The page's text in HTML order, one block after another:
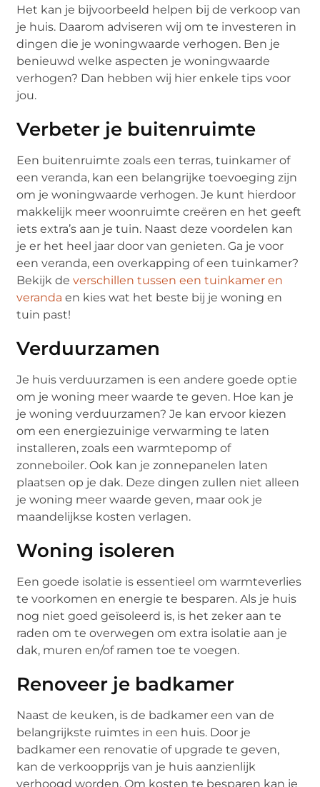
Het kan je bijvoorbeeld helpen bij de verkoop van
je huis. Daarom adviseren wij om te investeren in
dingen die je woningwaarde verhogen. Ben je
benieuwd welke aspecten je woningwaarde
verhogen? Dan hebben wij hier enkele tips voor
jou.
Verbeter je buitenruimte
Een buitenruimte zoals een terras, tuinkamer of
een veranda, kan een belangrijke toevoeging zijn
om je woningwaarde verhogen. Je kunt hierdoor
makkelijk meer woonruimte creëren en het geeft
iets extra’s aan je tuin. Naast deze voordelen kan
je er het heel jaar door van genieten. Ga je voor
een veranda, een overkapping of een tuinkamer?
Bekijk deverschillen tussen een tuinkamer en
veranda en kies wat het beste bij je woning en
tuin past!
Verduurzamen
Je huis verduurzamen is een andere goede optie
om je woning meer waarde te geven. Hoe kan je
je woning verduurzamen? Je kan ervoor kiezen
om een energiezuinige verwarming te laten
installeren, zoals een warmtepomp of
zonneboiler. Ook kan je zonnepanelen laten
plaatsen op je dak. Deze dingen zullen niet alleen
je woning meer waarde geven, maar ook je
maandelijkse kosten verlagen.
Woning isoleren
Een goede isolatie is essentieel om warmteverlies
te voorkomen en energie te besparen. Als je huis
nog niet goed geïsoleerd is, is het zeker aan te
raden om te overwegen om extra isolatie aan je
dak, muren en/of ramen toe te voegen.
Renoveer je badkamer
Naast de keuken, is de badkamer een van de
belangrijkste ruimtes in een huis. Door je
badkamer een renovatie of upgrade te geven,
kan de verkoopprijs van je huis aanzienlijk
verhoogd worden. Om kosten te besparen kan je